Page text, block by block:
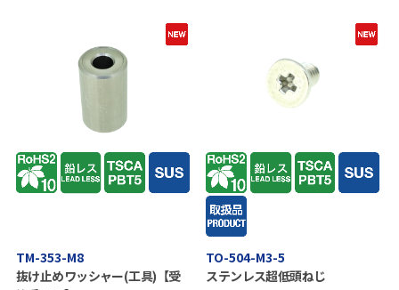
TM-353-M8
抜け止めワッシャー(工具)【受
TO-504-M3-5
ステンレス超低頭ねじ